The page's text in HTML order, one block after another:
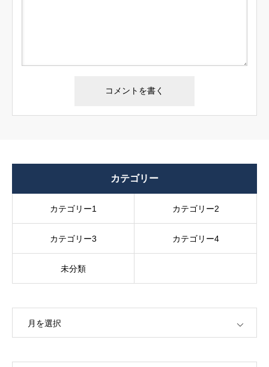
カテゴリー
カテゴリー1 カテゴリー2
カテゴリー3 カテゴリー4
未分類